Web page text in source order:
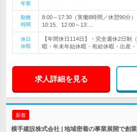
年収
勤務
時間
8:00～17:30（実働8時間／休憩90分
10:15、12:00～13:…
休日
休暇
【年間休日114日】・完全週休2日制
暇・年末年始休暇・有給休暇・出産
求人詳細を見る
新着
横手建設株式会社 | 地域密着の事業展開で創